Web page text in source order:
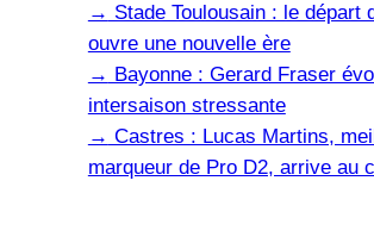
→ Stade Toulousain : le départ
ouvre une nouvelle ère
→ Bayonne : Gerard Fraser
intersaison stressante
→ Castres : Lucas Martins,
marqueur de Pro D2, arrive au